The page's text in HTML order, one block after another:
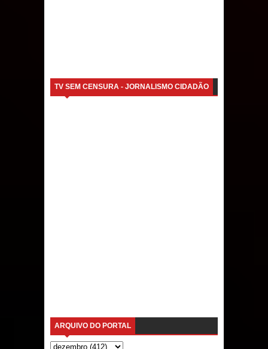
TV SEM CENSURA - JORNALISMO CIDADÃO
ARQUIVO DO PORTAL